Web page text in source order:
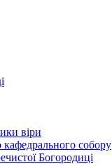
віри
кафедрального собору
Богородиці